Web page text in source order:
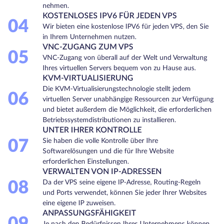
nehmen.
04
KOSTENLOSES IPV6 FÜR JEDEN VPS
Wir bieten eine kostenlose IPV6 für jeden VPS, den Sie
in Ihrem Unternehmen nutzen.
05
VNC-ZUGANG ZUM VPS
VNC-Zugang von überall auf der Welt und Verwaltung
Ihres virtuellen Servers bequem von zu Hause aus.
06
KVM-VIRTUALISIERUNG
Die KVM-Virtualisierungstechnologie stellt jedem
virtuellen Server unabhängige Ressourcen zur Verfügung
und bietet außerdem die Möglichkeit, die erforderlichen
Betriebssystemdistributionen zu installieren.
07
UNTER IHRER KONTROLLE
Sie haben die volle Kontrolle über Ihre
Softwarelösungen und die für Ihre Website
erforderlichen Einstellungen.
08
VERWALTEN VON IP-ADRESSEN
Da der VPS seine eigene IP-Adresse, Routing-Regeln
und Ports verwendet, können Sie jeder Ihrer Websites
eine eigene IP zuweisen.
ANPASSUNGSFÄHIGKEIT